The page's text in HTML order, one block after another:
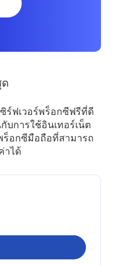
ร์ฟเวอร์พร็อกซีฟรีที่ดี
บการใช้อินเทอร์เน็ต
ร็อกซีมือถือที่สามารถ
าได้